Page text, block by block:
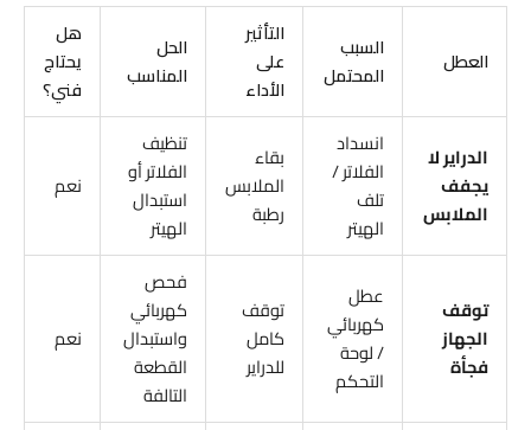
العطل
السبب
المحتمل
التأثير
على
الأداء
الحل
المناسب
هل
يحتاج
فني؟
الدراير لا
يجفف
الملابس
انسداد
الفلاتر /
تلف
الهيتر
بقاء
الملابس
رطبة
تنظيف
الفلاتر أو
استبدال
الهيتر
نعم
توقف
الجهاز
فجأة
عطل
كهربائي
/ لوحة
التحكم
توقف
كامل
للدراير
فحص
كهربائي
واستبدال
القطعة
التالفة
نعم